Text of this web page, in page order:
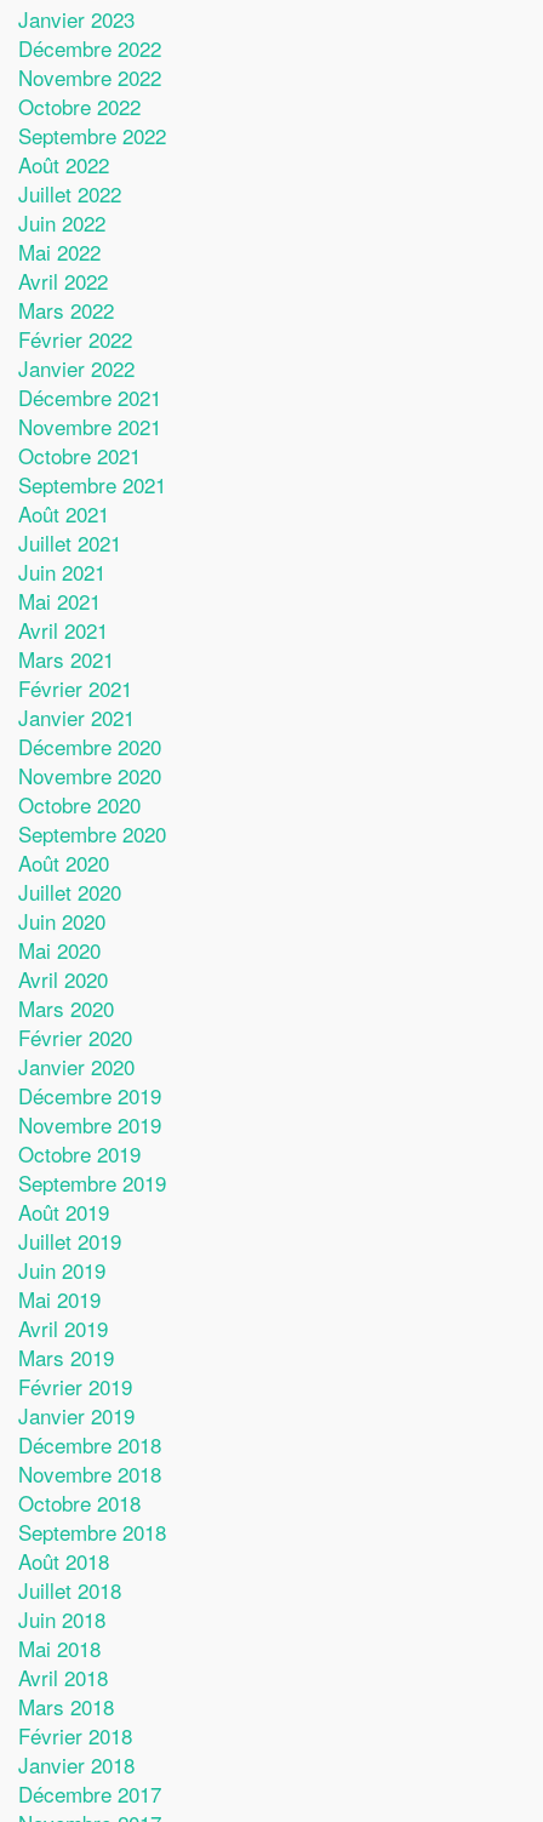
Janvier 2023
Décembre 2022
Novembre 2022
Octobre 2022
Septembre 2022
Août 2022
Juillet 2022
Juin 2022
Mai 2022
Avril 2022
Mars 2022
Février 2022
Janvier 2022
Décembre 2021
Novembre 2021
Octobre 2021
Septembre 2021
Août 2021
Juillet 2021
Juin 2021
Mai 2021
Avril 2021
Mars 2021
Février 2021
Janvier 2021
Décembre 2020
Novembre 2020
Octobre 2020
Septembre 2020
Août 2020
Juillet 2020
Juin 2020
Mai 2020
Avril 2020
Mars 2020
Février 2020
Janvier 2020
Décembre 2019
Novembre 2019
Octobre 2019
Septembre 2019
Août 2019
Juillet 2019
Juin 2019
Mai 2019
Avril 2019
Mars 2019
Février 2019
Janvier 2019
Décembre 2018
Novembre 2018
Octobre 2018
Septembre 2018
Août 2018
Juillet 2018
Juin 2018
Mai 2018
Avril 2018
Mars 2018
Février 2018
Janvier 2018
Décembre 2017